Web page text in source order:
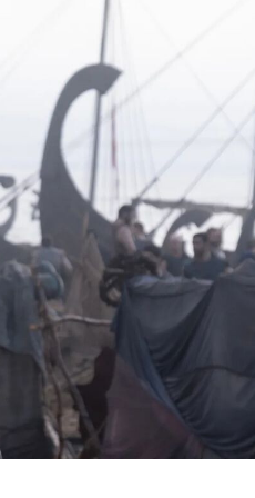
(y también como Clitemnestra)
Nolan
(2026)